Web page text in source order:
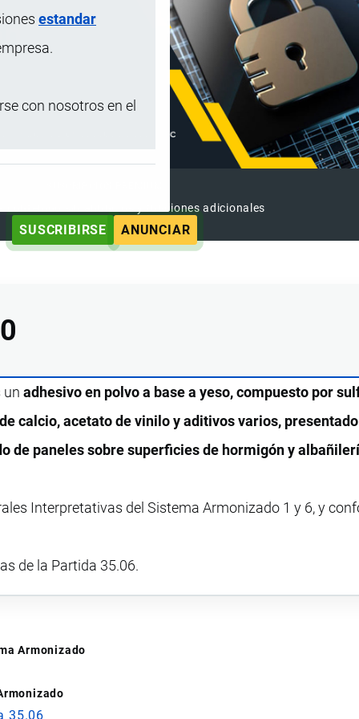
estandar
con nosotros en el
contenido sin anuncios y funciones adicionales
SUSCRIBIRSE ANUNCIAR
unadhesivo en polvo a base a yeso, compuesto por
calcio, acetato de vinilo y aditivos varios,
de paneles sobre superficies de hormigón y
Interpretativas del Sistema Armonizado 1 y 6, y
de la Partida 35.06.
Armonizado
35.06